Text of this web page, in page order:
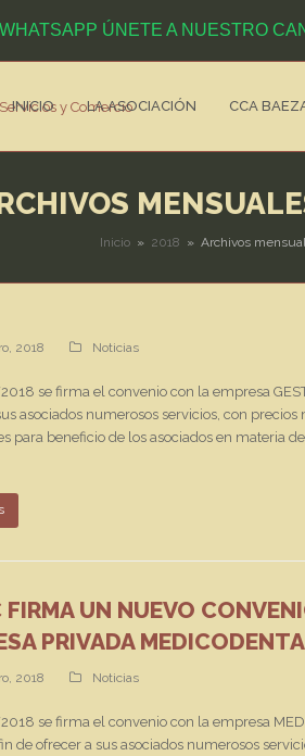
ÚNETE A NUESTRO
INICIO LA ASOCIACIÓN CCA
Inicio » 2018 » Archivos
2018 Noticias
se firma el convenio con la empresa
asociados numerosos servicios, con precios
para beneficio de los asociados en materia
FIRMA UN NUEVO
PRIVADA
2018 Noticias
se firma el convenio con la empresa
de ofrecer a sus asociados numerosos